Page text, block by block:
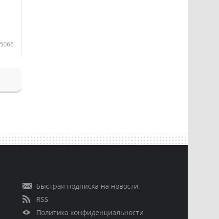
5066
Быстрая подписка на новости
RSS
Политика конфиденциальности